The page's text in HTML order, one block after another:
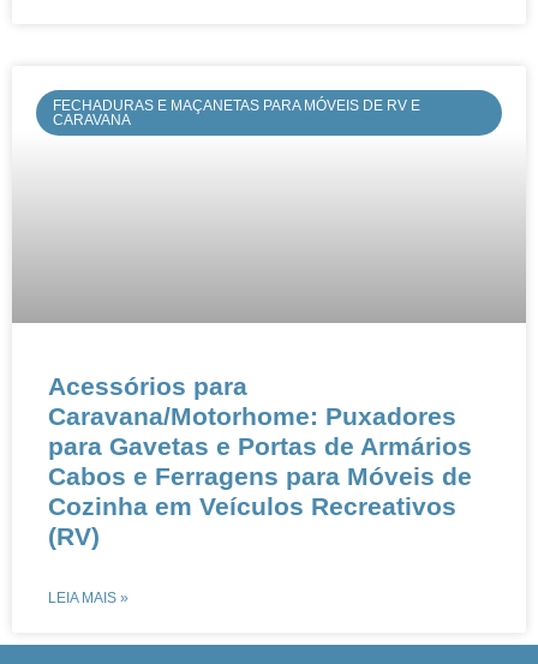
FECHADURAS E MAÇANETAS PARA MÓVEIS DE RV E
CARAVANA
​​​​Acessórios para
Caravana/Motorhome: Puxadores
para Gavetas e Portas de Armários​​ ​​
Cabos e Ferragens para Móveis de
Cozinha em Veículos Recreativos
(RV)​
LEIA MAIS »